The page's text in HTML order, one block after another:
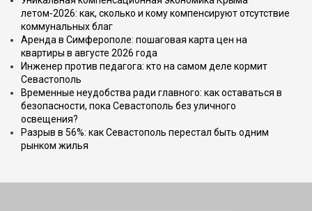
летом-2026: как, сколько и кому компенсируют отсутствие
коммунальных благ
Аренда в Симферополе: пошаговая карта цен на
квартиры в августе 2026 года
Инженер против педагога: кто на самом деле кормит
Севастополь
Временные неудобства ради главного: как оставаться в
безопасности, пока Севастополь без уличного
освещения?
Разрыв в 56%: как Севастополь перестал быть одним
рынком жилья